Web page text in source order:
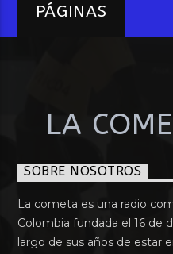
PÁGINAS
LA
SOBRE NOSOTROS
La cometa es una radio
Colombia fundada el 16 de
largo de sus años de estar